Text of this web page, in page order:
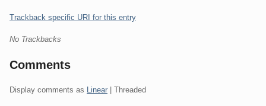
Trackback specific URI for this entry
No Trackbacks
Comments
Display comments as Linear | Threaded